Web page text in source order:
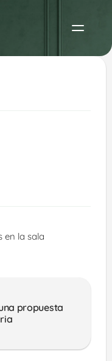
en la sala
propuesta